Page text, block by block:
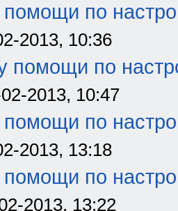
по
2013, 10:36
помощи по
2013, 10:47
по
2013, 13:18
по
2013, 13:22